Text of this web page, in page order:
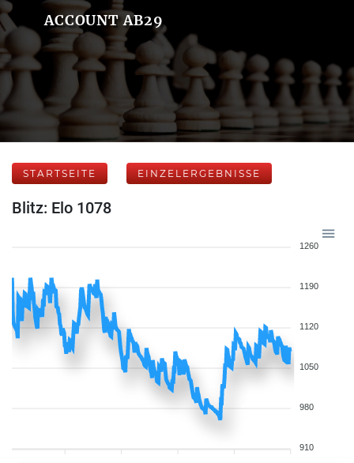
ACCOUNT AB29
STARTSEITE EINZELERGEBNISSE
Blitz: Elo 1078
1260
1190
1120
1050
980
910